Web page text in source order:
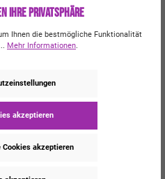
Ihre Privatsphäre
Ihnen die bestmögliche Funktionalität
Mehr Informationen.
akzeptieren
Cookies akzeptieren